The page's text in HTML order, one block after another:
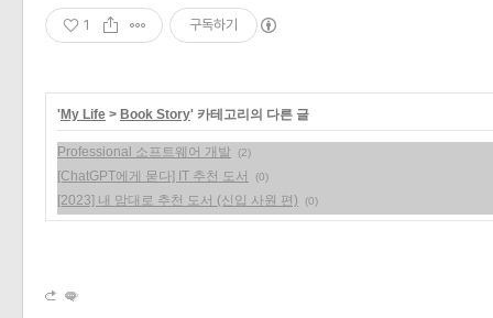
1 구독하기
'My Life > Book Story' 카테고리의 다른 글
Professional 소프트웨어 개발 (2)
[ChatGPT에게 묻다] IT 추천 도서 (0)
[2023] 내 맘대로 추천 도서 (신입 사원 편) (0)